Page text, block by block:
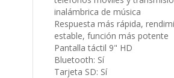
Respuesta más rápida,
estable, función más potente
Pantalla táctil 9" HD
Bluetooth: Sí
Tarjeta SD: Sí
FM/AM: Sí